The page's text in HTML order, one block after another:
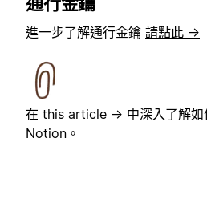
進一步了解通行金鑰 請點此 →
在 this article → 中深入了解
Notion。